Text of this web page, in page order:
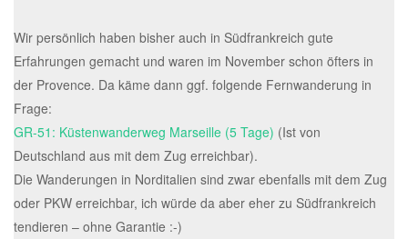
Wir persönlich haben bisher auch in Südfrankreich gute
Erfahrungen gemacht und waren im November schon öfters in
der Provence. Da käme dann ggf. folgende Fernwanderung in
Frage:
GR-51: Küstenwanderweg Marseille (5 Tage) (Ist von
Deutschland aus mit dem Zug erreichbar).
Die Wanderungen in Norditalien sind zwar ebenfalls mit dem Zug
oder PKW erreichbar, ich würde da aber eher zu Südfrankreich
tendieren – ohne Garantie :-)